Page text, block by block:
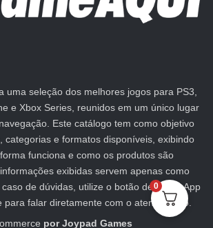
uma seleção dos melhores jogos para PS3,
e Xbox Series, reunidos em um único lugar
Este catálogo tem como objetivo
categorias e formatos disponíveis, exibindo
funciona e como os produtos são
exibidas servem apenas como
de dúvidas, utilize o botão de WhatsApp
para falar diretamente com o atendimento.
porJoypad Games
0